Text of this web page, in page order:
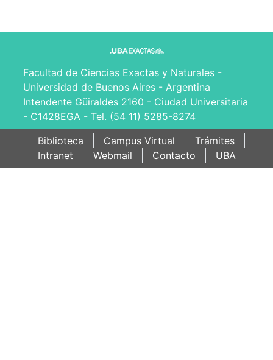
Facultad de Ciencias Exactas y Naturales -
Universidad de Buenos Aires - Argentina
Intendente Güiraldes 2160 - Ciudad Universitaria
- C1428EGA - Tel. (54 11) 5285-8274
Biblioteca
Campus Virtual
Trámites
Intranet
Webmail Contacto UBA